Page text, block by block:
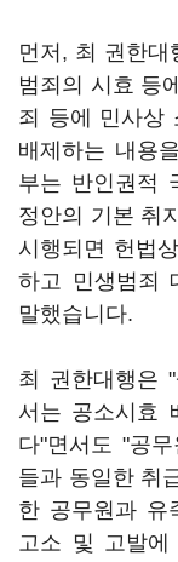
먼저, 최 권한대
범죄의 시효 등
죄 등에 민사상
배제하는 내용
부는 반인권적
정안의 기본 취
시행되면 헌법
하고 민생범죄
말했습니다.
최 권한대행은 "
서는 공소시효
다"면서도 "공
들과 동일한 취
한 공무원과 유
고소 및 고발에